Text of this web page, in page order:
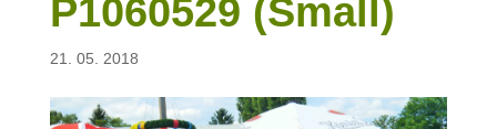
P1060529 (Small)
21. 05. 2018